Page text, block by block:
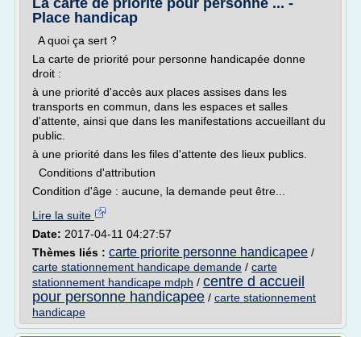
La carte de priorité pour personne ... -
Place handicap
A quoi ça sert ?
La carte de priorité pour personne handicapée donne
droit :
à une priorité d'accès aux places assises dans les
transports en commun, dans les espaces et salles
d'attente, ainsi que dans les manifestations accueillant du
public.
à une priorité dans les files d'attente des lieux publics.
Conditions d'attribution
Condition d'âge : aucune, la demande peut être...
Lire la suite
Date: 2017-04-11 04:27:57
Thèmes liés : carte priorite personne handicapee /
carte stationnement handicape demande / carte
stationnement handicape mdph / centre d accueil
pour personne handicapee / carte stationnement
handicape